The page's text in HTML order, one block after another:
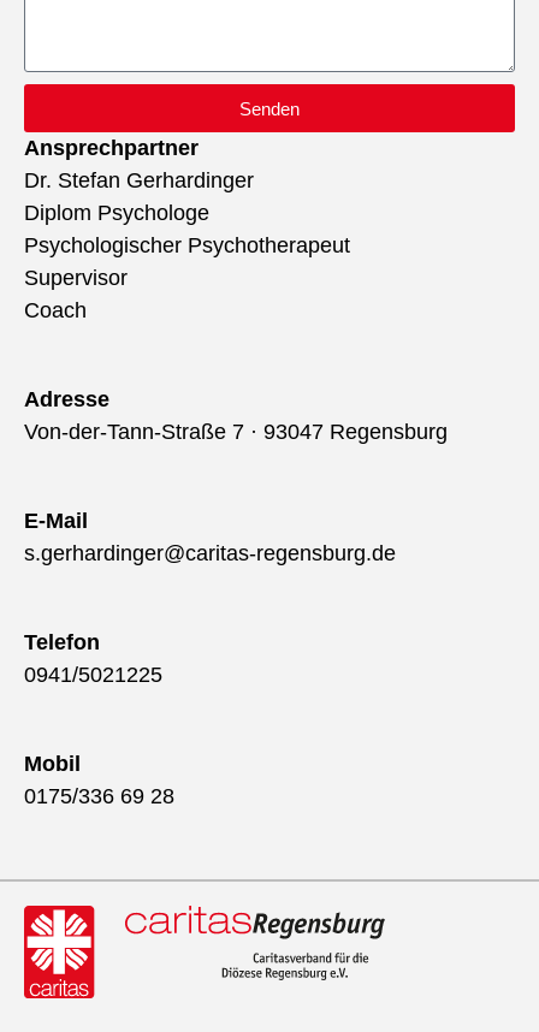
Senden
Ansprechpartner
Dr. Stefan Gerhardinger
Diplom Psychologe
Psychologischer Psychotherapeut
Supervisor
Coach
Adresse
Von-der-Tann-Straße 7 · 93047 Regensburg
E-Mail
s.gerhardinger@caritas-regensburg.de
Telefon
0941/5021225
Mobil
0175/336 69 28